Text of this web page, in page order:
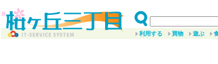
利用する 買物 遊ぶ